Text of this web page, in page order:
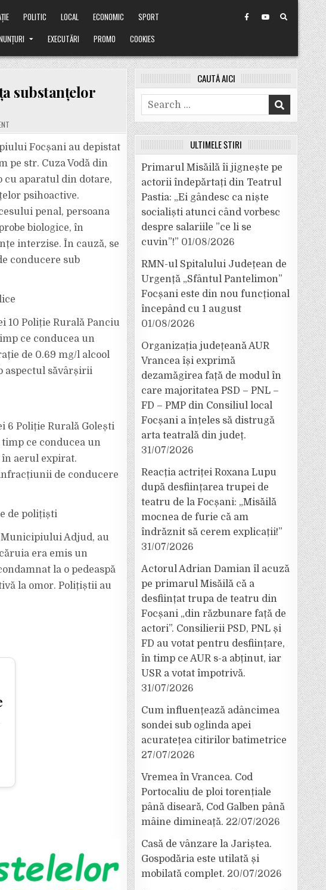
POLITIC LOCAL ECONOMIC
SPORT
EXECUTĂRI PROMO COOKIES
substanțelor
CONDUCĂTOR
DEPISTAT
SUB
INFLUENȚA
SUBSTANȚELOR
PSIHOACTIVE
Focșani au depistat
pe str. Cuza Vodă din
aparatul din dotare,
psihoactive.
penal, persoana
biologice, în
interzise. În cauză, se
conducere sub
10 Poliție Rurală Panciu
ce conducea un
de 0.69 mg/l alcool
aspectul săvârșirii
6 Poliție Rurală Golești
ce conducea un
aerul expirat.
de conducere
de polițiști
Adjud, au
era emis un
la o pedeaspă
la omor. Polițiștii au
CAUTĂ AICI
Search
for:
ULTIMELE ȘTIRI
Primarul Misăilă îi jignește pe
actorii îndepărtați din Teatrul
Pastia: „Ei gândesc ca niște
socialiști atunci când vorbesc
despre salariile ”ce li se
cuvin”!” 01/08/2026
RMN-ul Spitalului Județean de
Urgență „Sfântul Pantelimon”
Focșani este din nou funcțional
începând cu 1 august
01/08/2026
Organizația județeană AUR
Vrancea își exprimă
dezamăgirea față de modul în
care majoritatea PSD – PNL –
FD – PMP din Consiliul local
Focșani a înțeles să distrugă
arta teatrală din județ.
31/07/2026
Reacția actriței Roxana Lupu
după desființarea trupei de
teatru de la Focșani: „Misăilă
mocnea de furie că am
îndrăznit să cerem explicații!”
31/07/2026
Actorul Adrian Damian îl acuză
pe primarul Misăilă că a
desființat trupa de teatru din
Focșani „din răzbunare față de
actori”. Consilierii PSD, PNL și
FD au votat pentru desființare,
în timp ce AUR s-a abținut, iar
USR a votat împotrivă.
31/07/2026
Cum influențează adâncimea
sondei sub oglinda apei
acuratețea citirilor batimetrice
27/07/2026
Vremea în Vrancea. Cod
Portocaliu de ploi torențiale
până diseară, Cod Galben până
mâine dimineață. 22/07/2026
Casă de vânzare la Jariștea.
Gospodăria este utilată și
mobilată complet. 20/07/2026